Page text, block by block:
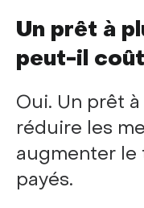
Un prêt à
peut-il
Oui. Un prêt
réduire les
augmenter
payés.